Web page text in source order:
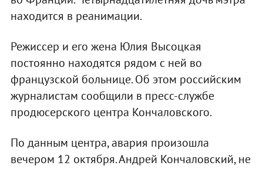
находится в реанимации.
Режиссер и его жена Юлия Высоцкая
постоянно находятся рядом с ней во
французской больнице. Об этом российским
журналистам сообщили в пресс-службе
продюсерского центра Кончаловского.
По данным центра, авария произошла
вечером 12 октября. Андрей Кончаловский, не